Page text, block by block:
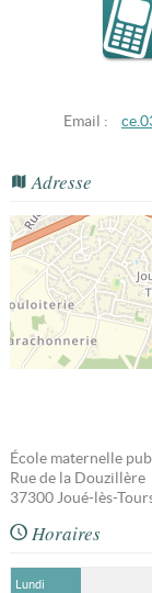
Email :
Adresse
École maternelle
Rue de la Douzillère
37300 Joué-lès-
Horaires
Lundi